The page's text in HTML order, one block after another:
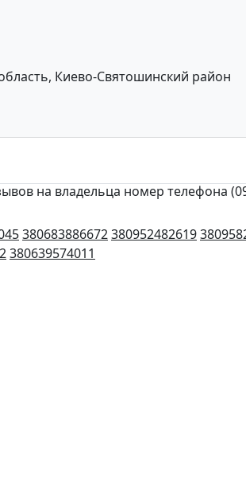
Киево-Святошинский район
на владельца номер телефона
380683886672380952482619
380639574011